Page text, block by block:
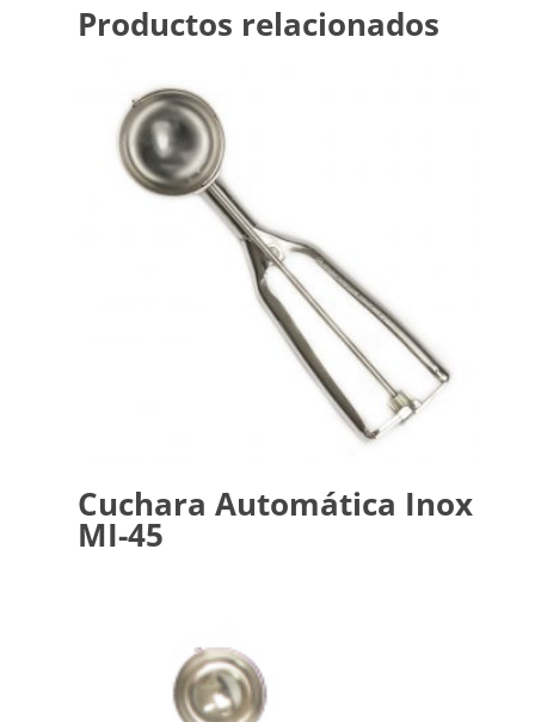
Productos relacionados
Cuchara Automática Inox
MI-45